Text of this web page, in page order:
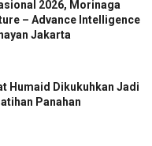
2026, Morinaga
– Advance Intelligence
Jakarta
Humaid Dikukuhkan Jadi
Panahan